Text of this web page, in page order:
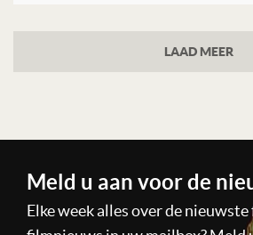
LAAD MEER
Meld u aan voor de
Elke week alles over de